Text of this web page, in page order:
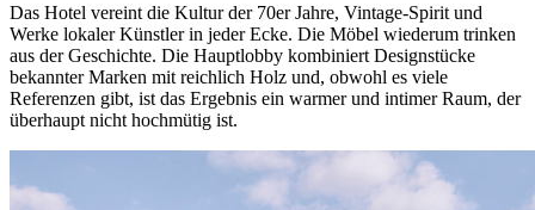
Das Hotel vereint die Kultur der 70er Jahre, Vintage-Spirit und
Werke lokaler Künstler in jeder Ecke. Die Möbel wiederum trinken
aus der Geschichte. Die Hauptlobby kombiniert Designstücke
bekannter Marken mit reichlich Holz und, obwohl es viele
Referenzen gibt, ist das Ergebnis ein warmer und intimer Raum, der
überhaupt nicht hochmütig ist.